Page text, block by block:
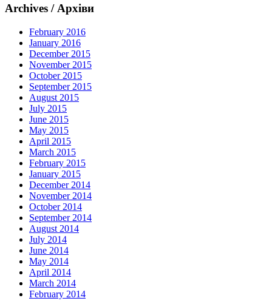
Archives / Архіви
February 2016
January 2016
December 2015
November 2015
October 2015
September 2015
August 2015
July 2015
June 2015
May 2015
April 2015
March 2015
February 2015
January 2015
December 2014
November 2014
October 2014
September 2014
August 2014
July 2014
June 2014
May 2014
April 2014
March 2014
February 2014